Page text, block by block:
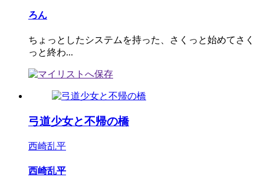
ろん
ちょっとしたシステムを持った、さくっと始めてさく
っと終わ...
弓道少女と不帰の橋
西崎乱平
西崎乱平